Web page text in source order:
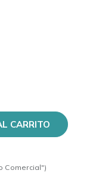
CARRITO
Comercial")